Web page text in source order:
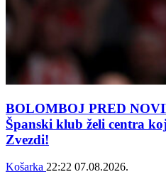
BOLOMBOJ PRED
Španski klub želi centra
Zvezdi!
Košarka 22:22 07.08.2026.